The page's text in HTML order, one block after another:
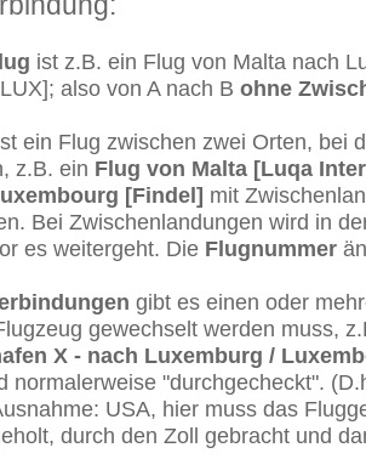
ist z.B. ein Flug von Malta nach
also von A nach B ohne
ein Flug zwischen zwei Orten, bei
z.B. ein Flug von Malta [Luqa
[Findel] mit
Bei Zwischenlandungen wird in
es weitergeht. Die Flugnummer
gibt es einen oder
gewechselt werden muss,
X - nach Luxemburg /
normalerweise "durchgecheckt".
USA, hier muss das
durch den Zoll gebracht und